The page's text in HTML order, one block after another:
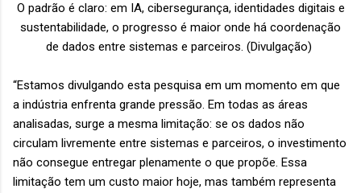
O padrão é claro: em IA, cibersegurança, identidades digitais e
sustentabilidade, o progresso é maior onde há coordenação
de dados entre sistemas e parceiros. (Divulgação)
“Estamos divulgando esta pesquisa em um momento em que
a indústria enfrenta grande pressão. Em todas as áreas
analisadas, surge a mesma limitação: se os dados não
circulam livremente entre sistemas e parceiros, o investimento
não consegue entregar plenamente o que propõe. Essa
limitação tem um custo maior hoje, mas também representa